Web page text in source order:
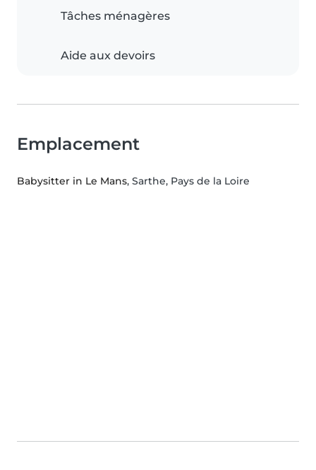
Tâches ménagères
Aide aux devoirs
Emplacement
Babysitter in Le Mans, Sarthe, Pays de la Loire